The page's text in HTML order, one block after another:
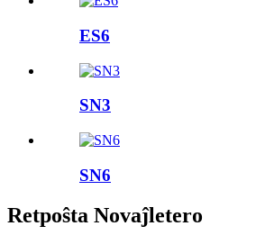
ES6
SN3
SN6
Retpoŝta Novaĵletero